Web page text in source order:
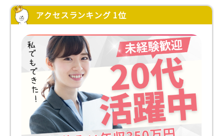
アクセスランキング 1位